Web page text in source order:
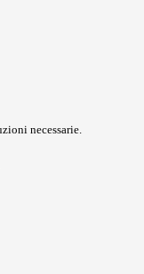
necessarie.